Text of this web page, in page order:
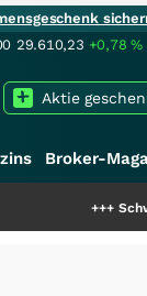
29.610,23 +0,78%
Aktie
Broker-
Schwere